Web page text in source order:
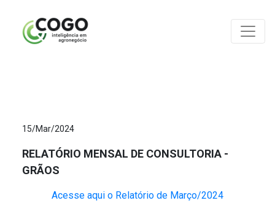
15/Mar/2024
RELATÓRIO MENSAL DE CONSULTORIA -
GRÃOS
Acesse aqui o Relatório de Março/2024